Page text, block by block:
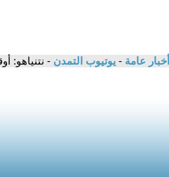
أخبار عامة - يوتيوب التمدن - نتنياهو: